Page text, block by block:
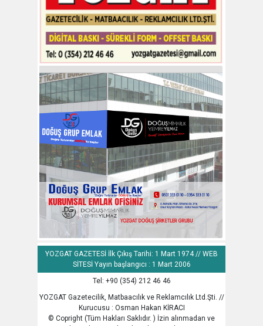
YOZGAT GAZETESİ İlk Çıkış Tarihi: 1 Mart 1974 // WEB
SİTESİ Yayın başlangıcı : 1 Mart 2006
Tel: +90 (354) 212 46 46
YOZGAT Gazetecilik, Matbaacılık ve Reklamcılık Ltd.Şti. //
Kurucusu : Osman Hakan KİRACI
© Copright (Tüm Hakları Saklıdır. ) İzin alınmadan ve